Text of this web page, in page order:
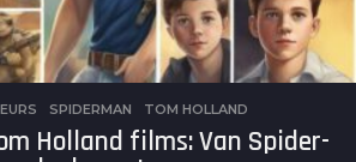
,SPIDERMAN ,TOM HOLLAND
Holland films: Van Spider-